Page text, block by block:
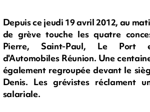
Depuis ce jeudi 19 avril 2012, au
de grève touche les quatre
Pierre, Saint-Paul, Le Port
d'Automobiles Réunion. Une
également regroupée devant le
Denis. Les grévistes réclament
salariale.